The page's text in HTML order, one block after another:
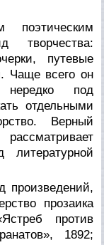
творчества:
путевые
Чаще всего он
под
отдельными
Верный
произведений,
прозаика
против
1892;